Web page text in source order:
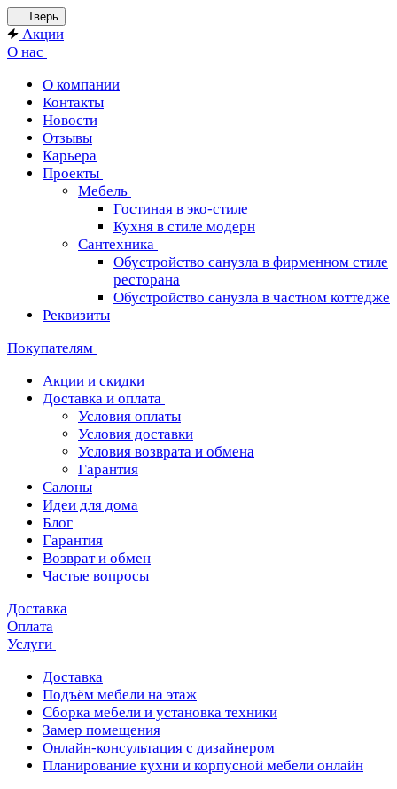
Тверь
Акции
О нас
О компании
Контакты
Новости
Отзывы
Карьера
Проекты
Мебель
Гостиная в эко-стиле
Кухня в стиле модерн
Сантехника
Обустройство санузла в фирменном стиле
ресторана
Обустройство санузла в частном коттедже
Реквизиты
Покупателям
Акции и скидки
Доставка и оплата
Условия оплаты
Условия доставки
Условия возврата и обмена
Гарантия
Салоны
Идеи для дома
Блог
Гарантия
Возврат и обмен
Частые вопросы
Доставка
Оплата
Услуги
Доставка
Подъём мебели на этаж
Сборка мебели и установка техники
Замер помещения
Онлайн-консультация с дизайнером
Планирование кухни и корпусной мебели онлайн